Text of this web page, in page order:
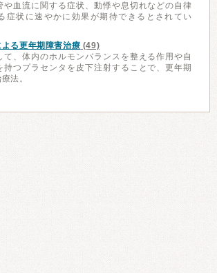
や血流に関する症状、動悸や息切れなどの自律
症状に速やかに効果が期待できるとされてい
る更年期障害治療 (49)
て、体内のホルモンバランスを整える作用や自
持つプラセンタを皮下注射することで、更年期
法。